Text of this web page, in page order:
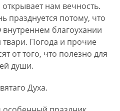
нам вечность.
празднуется потому, что
благоухании
Погода и прочие
от того, что полезно для
души.
Духа.